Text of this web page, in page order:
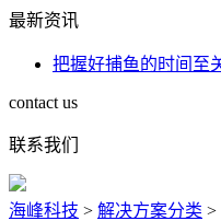
最新资讯
把握好捕鱼的时间至
contact us
联系我们
海峰科技 > 解决方案分类 >